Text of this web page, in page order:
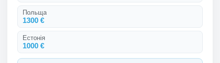
Польща
1300 €
Естонія
1000 €